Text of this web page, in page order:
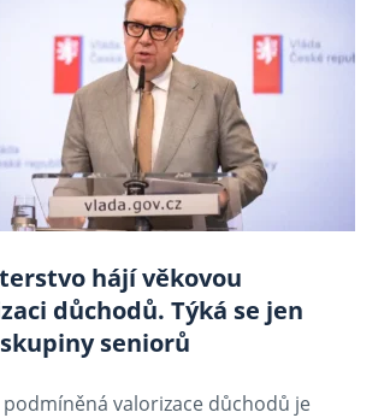
hájí věkovou
důchodů. Týká se jen
seniorů
podmíněná valorizace důchodů je